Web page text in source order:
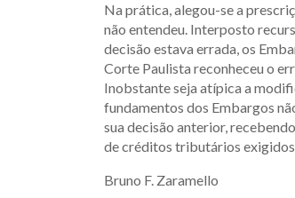
Na prática, alegou-se a
não entendeu. Interposto
decisão estava errada, os
Corte Paulista reconheceu o
Inobstante seja atípica a
fundamentos dos Embargos
sua decisão anterior,
de créditos tributários exigidos
Bruno F. Zaramello